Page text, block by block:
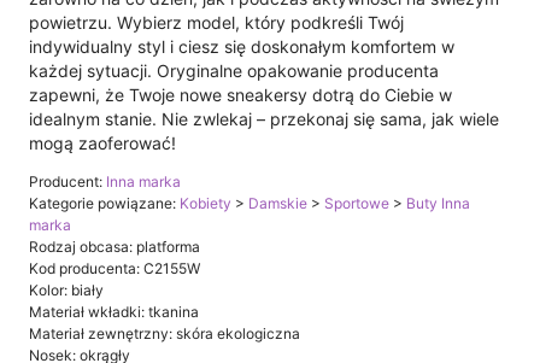
powietrzu. Wybierz model, który podkreśli Twój
indywidualny styl i ciesz się doskonałym komfortem w
każdej sytuacji. Oryginalne opakowanie producenta
zapewni, że Twoje nowe sneakersy dotrą do Ciebie w
idealnym stanie. Nie zwlekaj – przekonaj się sama, jak wiele
mogą zaoferować!
Producent: Inna marka
Kategorie powiązane: Kobiety > Damskie > Sportowe > Buty Inna
marka
Rodzaj obcasa: platforma
Kod producenta: C2155W
Kolor: biały
Materiał wkładki: tkanina
Materiał zewnętrzny: skóra ekologiczna
Nosek: okrągły